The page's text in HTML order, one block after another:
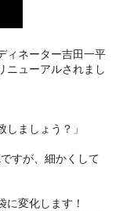
ィネーター吉田一平
ニューアルされまし
しましょう？」
すが、細かくして
に変化します！